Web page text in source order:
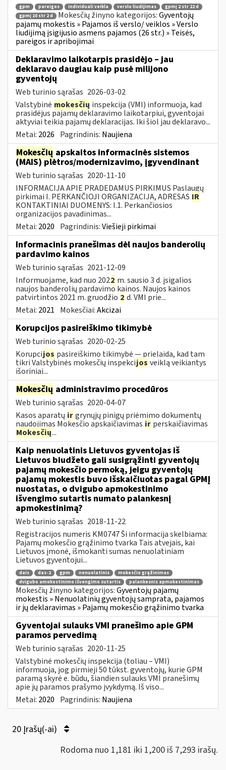
gpm pareigos individuali veikla verslo liudijimas
gpmį 2 str 22 d
gpmį 10 str 2 d
Mokesčių žinyno kategorijos:Gyventojų
pajamų mokestis » Pajamos iš verslo/ veiklos » Verslo
liudijimą įsigijusio asmens pajamos (26 str.) » Teisės,
pareigos ir apribojimai
Deklaravimo laikotarpis prasidėjo – jau
deklaravo daugiau kaip pusė milijono
gyventojų
Web turinio sąrašas 2026-03-02
Valstybinė mokesčių inspekcija (VMI) informuoja, kad
prasidėjus pajamų deklaravimo laikotarpiui, gyventojai
aktyviai teikia pajamų deklaracijas. Iki šiol jau deklaravo...
Metai: 2026 Pagrindinis: Naujiena
Mokesčių apskaitos informacinės sistemos
(MAIS) plėtros/modernizavimo, įgyvendinant
Web turinio sąrašas 2020-11-10
INFORMACIJA APIE PRADEDAMUS PIRKIMUS Paslaugų
pirkimai I. PERKANČIOJI ORGANIZACIJA, ADRESAS IR
KONTAKTINIAI DUOMENYS: I.1. Perkančiosios
organizacijos pavadinimas...
Metai: 2020 Pagrindinis:Viešieji pirkimai
Informacinis pranešimas dėl naujos banderolių
pardavimo kainos
Web turinio sąrašas 2021-12-09
Informuojame, kad nuo 2022 m. sausio 3 d. įsigalios
naujos banderolių pardavimo kainos. Naujos kainos
patvirtintos 2021 m. gruodžio 2 d. VMI prie...
Metai: 2021 Mokesčiai:Akcizai
Korupcijos pasireiškimo tikimybė
Web turinio sąrašas 2020-02-25
Korupcijos pasireiškimo tikimybė — prielaida, kad tam
tikri Valstybinės mokesčių inspekcijos veiklą veikiantys
išoriniai...
Mokesčių administravimo procedūros
Web turinio sąrašas 2020-04-07
Kasos aparatų irgrynųjų pinigų priėmimo dokumentų
naudojimas Mokesčio apskaičiavimas ir perskaičiavimas
Mokesčių...
Kaip nenuolatinis Lietuvos gyventojas iš
Lietuvos biudžeto gali susigrąžinti gyventojų
pajamų mokesčio permoką, jeigu gyventojų
pajamų mokestis buvo išskaičiuotas pagal GPMĮ
nuostatas, o dvigubo apmokestinimo
išvengimo sutartis numato palankesnį
apmokestinimą?
Web turinio sąrašas 2018-11-22
Registracijos numeris KM0747 Ši informacija skelbiama:
Pajamų mokesčio grąžinimo tvarka Tais atvejais, kai
Lietuvos įmonė, išmokanti sumas nenuolatiniam
Lietuvos gyventojui...
dais das-2 gpm nenuolatinis
mokesčio grąžinimas
dvigubo amokestinimo išvengimo sutartis
palankesnis apmokestinimas
Mokesčių žinyno kategorijos:Gyventojų pajamų
mokestis » Nenuolatinių gyventojų samprata, pajamos
ir jų deklaravimas » Pajamų mokesčio grąžinimo tvarka
Gyventojai sulauks VMI pranešimo apie GPM
paramos pervedimą
Web turinio sąrašas 2020-11-25
Valstybinė mokesčių inspekcija (toliau – VMI)
informuoja, jog pirmieji 50 tūkst. gyventojų, kurie GPM
paramą skyrė e. būdu, šiandien sulauks VMI pranešimų
apie jų paramos prašymo įvykdymą. Iš viso...
Metai: 2020 Pagrindinis: Naujiena
20 Įrašų(-ai)
Rodoma nuo 1,181 iki 1,200 iš 7,293 irašų.